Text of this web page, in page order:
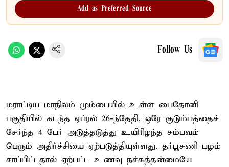
Add as Preferred Source
Follow Us
மராட்டிய மாநிலம் மும்பையில் உள்ள பைதோனி
பகுதியில் கடந்த ஏப்ரல் 26-ந்தேதி, ஒரே குடும்பத்தைச்
சேர்ந்த 4 பேர் அடுத்தடுத்து உயிரிழந்த சம்பவம்
பெரும் அதிர்ச்சியை ஏற்படுத்தியுள்ளது. தர்பூசணி பழம்
சாப்பிட்டதால் ஏற்பட்ட உணவு நச்சுத்தன்மையே